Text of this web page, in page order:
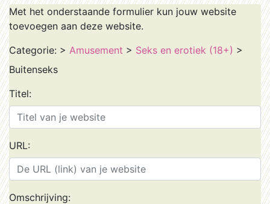
Met het onderstaande formulier kun jouw website
toevoegen aan deze website.
Categorie: > Amusement > Seks en erotiek (18+) >
Buitenseks
Titel:
URL:
Omschrijving: